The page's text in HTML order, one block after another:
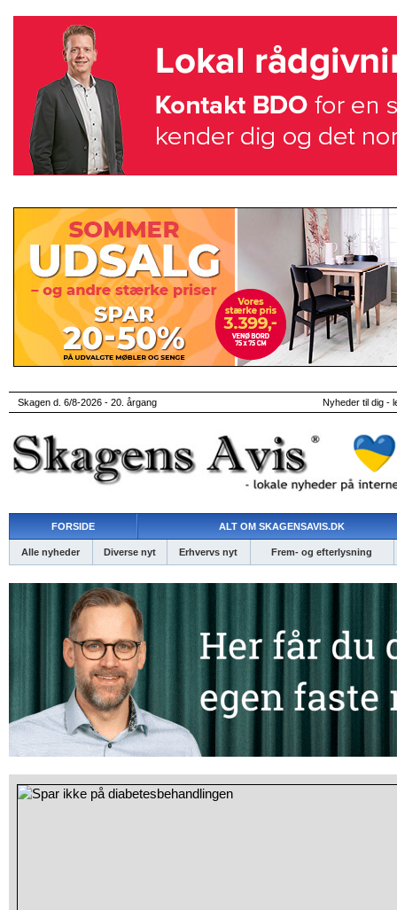
Skagen d. 6/8-2026 - 20. årgang Nyheder til dig -
FORSIDE ALT OM SKAGENSAVIS.DK
Alle nyheder Diverse nyt Erhvervs nyt Frem- og efterlysning